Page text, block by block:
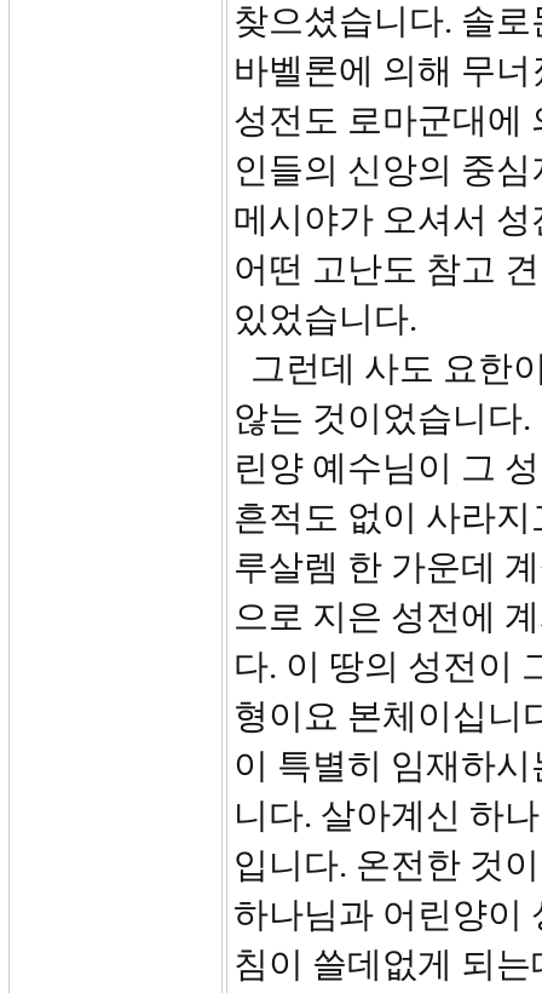
찾으셨습니다. 솔
바벨론에 의해 무
성전도 로마군대에
인들의 신앙의 중
메시야가 오셔서
어떤 고난도 참고
있었습니다.
그런데 사도 요한
않는 것이었습니다
린양 예수님이 그
흔적도 없이 사라
루살렘 한 가운데
으로 지은 성전에
다. 이 땅의 성전이
형이요 본체이십니
이 특별히 임재하
니다. 살아계신 하
입니다. 온전한 것
하나님과 어린양이
침이 쓸데없게 되